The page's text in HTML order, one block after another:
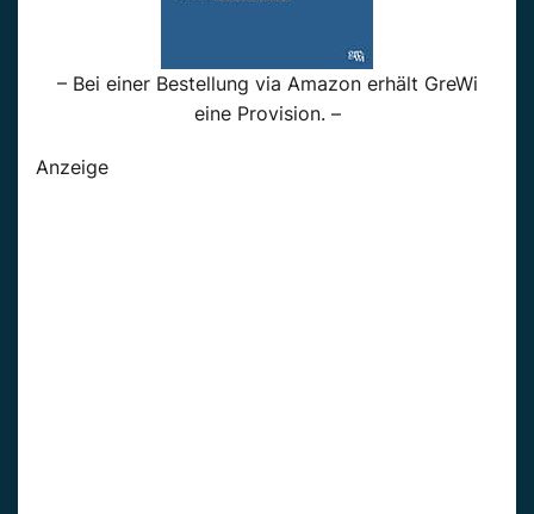
– Bei einer Bestellung via Amazon erhält GreWi
eine Provision. –
Anzeige